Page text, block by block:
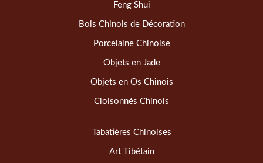
Feng Shui
Bois Chinois de Décoration
Porcelaine Chinoise
Objets en Jade
Objets en Os Chinois
Cloisonnés Chinois
Tabatières Chinoises
Art Tibétain